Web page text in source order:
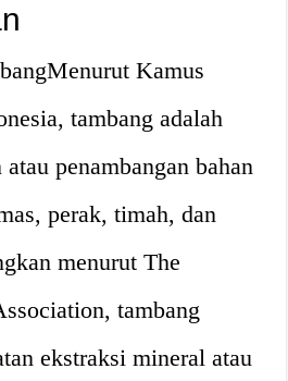
Kamus
tambang adalah
penambangan bahan
perak, timah, dan
menurut The
tambang
ekstraksi mineral atau